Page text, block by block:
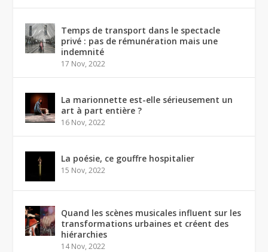
Temps de transport dans le spectacle
privé : pas de rémunération mais une
indemnité
17 Nov, 2022
La marionnette est-elle sérieusement un
art à part entière ?
16 Nov, 2022
La poésie, ce gouffre hospitalier
15 Nov, 2022
Quand les scènes musicales influent sur les
transformations urbaines et créent des
hiérarchies
14 Nov, 2022